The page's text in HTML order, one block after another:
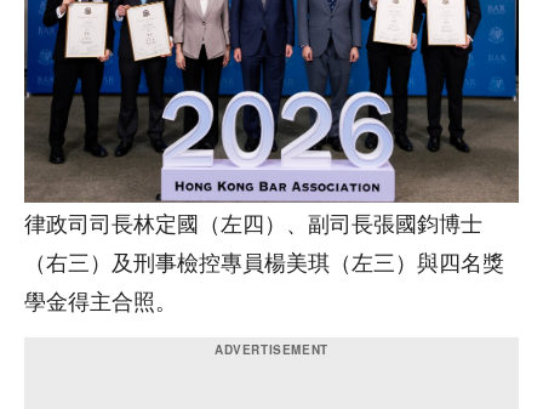
律政司司長林定國（左四）、副司長張國鈞博士
（右三）及刑事檢控專員楊美琪（左三）與四名獎
學金得主合照。